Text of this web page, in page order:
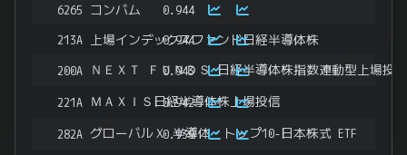
6265 コンバム 0.944
213A 上場インデックスファンド日経半導体株
0.944
200A ＮＥＸＴ ＦＵＮＤＳ 日経半導体株指数連動型上場投
0.943
221A ＭＡＸＩＳ日経半導体株上場投信
0.942
282A グローバルＸ 半導体・トップ10-日本株式 ETF
0.939